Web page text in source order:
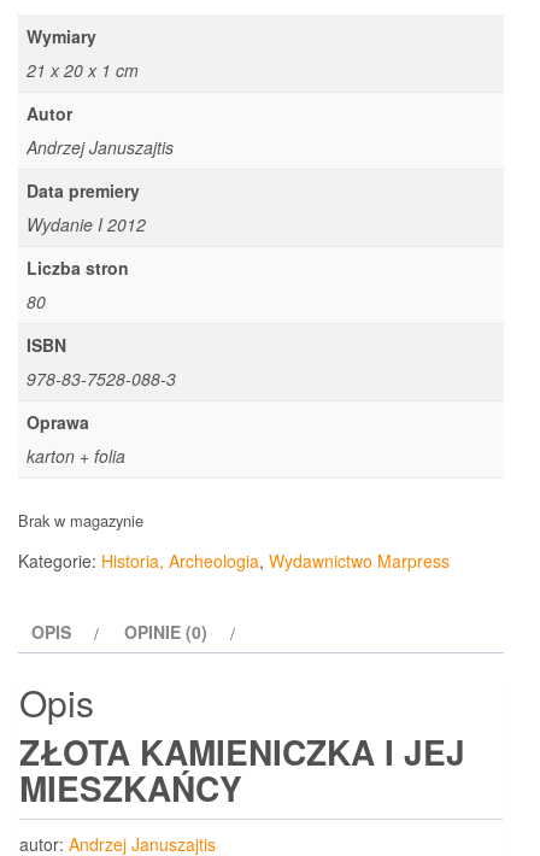
Wymiary
21 x 20 x 1 cm
Autor
Andrzej Januszajtis
Data premiery
Wydanie I 2012
Liczba stron
80
ISBN
978-83-7528-088-3
Oprawa
karton + folia
Brak w magazynie
Kategorie: Historia, Archeologia, Wydawnictwo Marpress
OPIS OPINIE (0)
Opis
ZŁOTA KAMIENICZKA I JEJ
MIESZKAŃCY
autor: Andrzej Januszajtis